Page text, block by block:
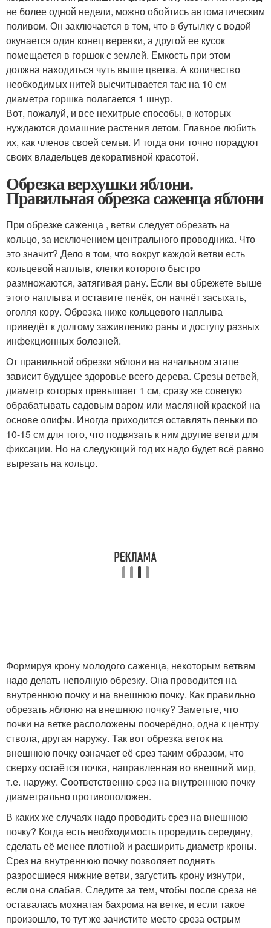
не более одной недели, можно обойтись автоматическим
поливом. Он заключается в том, что в бутылку с водой
окунается один конец веревки, а другой ее кусок
помещается в горшок с землей. Емкость при этом
должна находиться чуть выше цветка. А количество
необходимых нитей высчитывается так: на 10 см
диаметра горшка полагается 1 шнур.
Вот, пожалуй, и все нехитрые способы, в которых
нуждаются домашние растения летом. Главное любить
их, как членов своей семьи. И тогда они точно порадуют
своих владельцев декоративной красотой.
Обрезка верхушки яблони.
Правильная обрезка саженца яблони
При обрезке саженца , ветви следует обрезать на
кольцо, за исключением центрального проводника. Что
это значит? Дело в том, что вокруг каждой ветви есть
кольцевой наплыв, клетки которого быстро
размножаются, затягивая рану. Если вы обрежете выше
этого наплыва и оставите пенёк, он начнёт засыхать,
оголяя кору. Обрезка ниже кольцевого наплыва
приведёт к долгому заживлению раны и доступу разных
инфекционных болезней.
От правильной обрезки яблони на начальном этапе
зависит будущее здоровье всего дерева. Срезы ветвей,
диаметр которых превышает 1 см, сразу же советую
обрабатывать садовым варом или масляной краской на
основе олифы. Иногда приходится оставлять пеньки по
10-15 см для того, что подвязать к ним другие ветви для
фиксации. Но на следующий год их надо будет всё равно
вырезать на кольцо.
Формируя крону молодого саженца, некоторым ветвям
надо делать неполную обрезку. Она проводится на
внутреннюю почку и на внешнюю почку. Как правильно
обрезать яблоню на внешнюю почку? Заметьте, что
почки на ветке расположены поочерёдно, одна к центру
ствола, другая наружу. Так вот обрезка веток на
внешнюю почку означает её срез таким образом, что
сверху остаётся почка, направленная во внешний мир,
т.е. наружу. Соответственно срез на внутреннюю почку
диаметрально противоположен.
В каких же случаях надо проводить срез на внешнюю
почку? Когда есть необходимость проредить середину,
сделать её менее плотной и расширить диаметр кроны.
Срез на внутреннюю почку позволяет поднять
разросшиеся нижние ветви, загустить крону изнутри,
если она слабая. Следите за тем, чтобы после среза не
оставалась мохнатая бахрома на ветке, и если такое
произошло, то тут же зачистите место среза острым